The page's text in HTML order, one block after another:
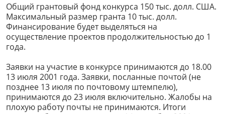
Общий грантовый фонд конкурса 150 тыс. долл. США.
Максимальный размер гранта 10 тыс. долл.
Финансирование будет выделяться на
осуществление проектов продолжительностью до 1
года.
Заявки на участие в конкурсе принимаются до 18.00
13 июля 2001 года. Заявки, посланные почтой (не
позднее 13 июля по почтовому штемпелю),
принимаются до 23 июля включительно. Жалобы на
плохую работу почты не принимаются. Итоги